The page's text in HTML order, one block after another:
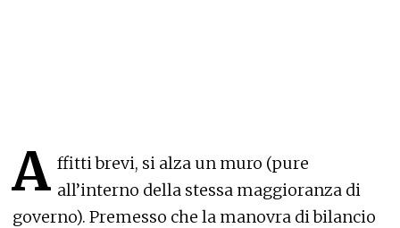
A ffitti brevi, si alza un muro (pure
all’interno della stessa maggioranza di
governo). Premesso che la manovra di bilancio